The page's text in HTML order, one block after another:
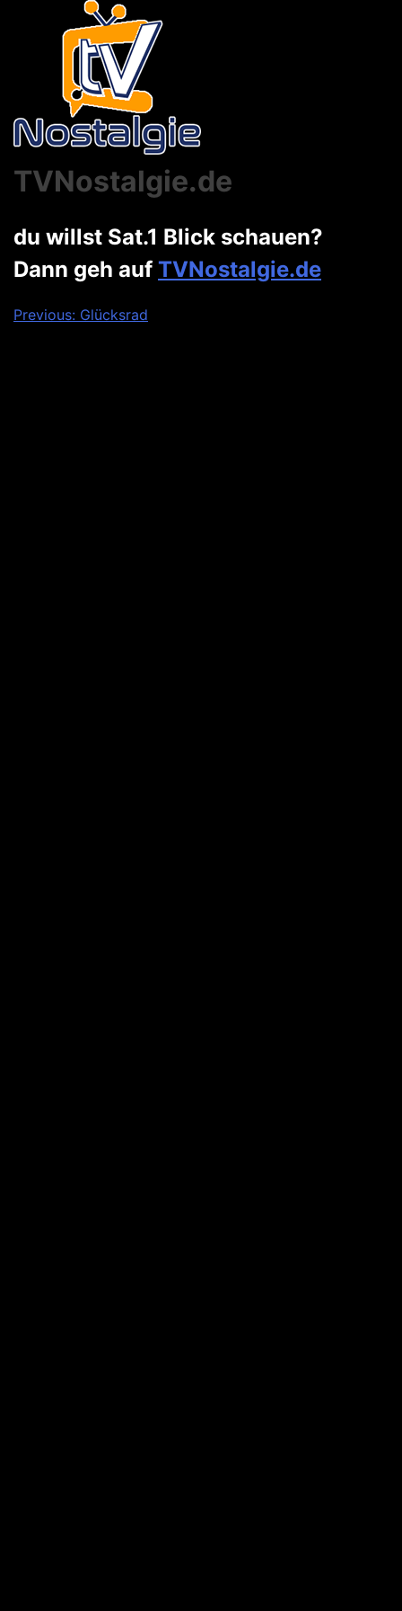
TVNostalgie.de
du willst Sat.1 Blick schauen?
Dann geh auf TVNostalgie.de
Beitragsnavigation
Previous: Glücksrad